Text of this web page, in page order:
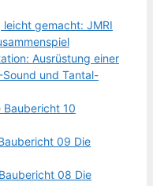
leicht gemacht: JMRI
Ausrüstung einer
und Tantal-
Baubericht 10
09 Die
08 Die